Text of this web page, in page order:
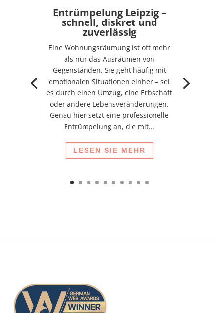
Entrümpelung Leipzig –
schnell, diskret und
zuverlässig
Eine Wohnungsräumung ist oft mehr
als nur das Ausräumen von
Gegenständen. Sie geht häufig mit
emotionalen Situationen einher – sei
es durch einen Umzug, eine Erbschaft
oder andere Lebensveränderungen.
Genau hier setzt eine professionelle
Entrümpelung an, die mit...
LESEN SIE MEHR